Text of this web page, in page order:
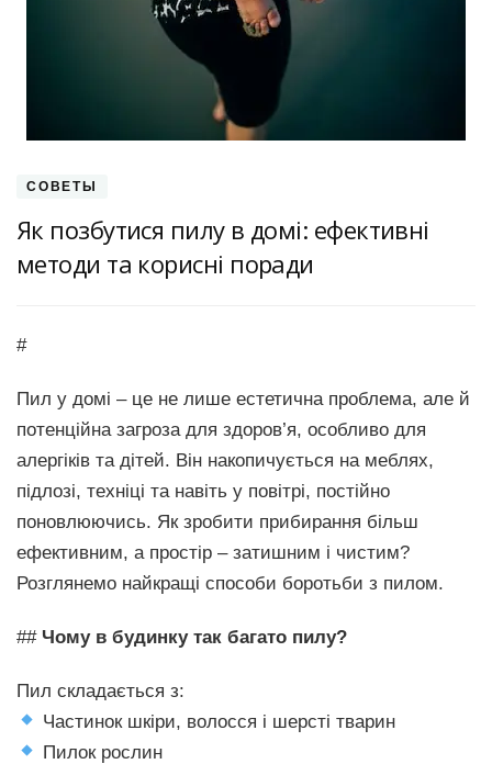
СОВЕТЫ
Як позбутися пилу в домі: ефективні
методи та корисні поради
#
Пил у домі – це не лише естетична проблема, але й
потенційна загроза для здоров’я, особливо для
алергіків та дітей. Він накопичується на меблях,
підлозі, техніці та навіть у повітрі, постійно
поновлюючись. Як зробити прибирання більш
ефективним, а простір – затишним і чистим?
Розглянемо найкращі способи боротьби з пилом.
## Чому в будинку так багато пилу?
Пил складається з:
Частинок шкіри, волосся і шерсті тварин
Пилок рослин